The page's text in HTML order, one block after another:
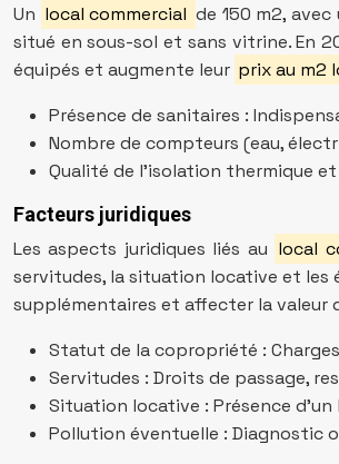
Un local commercial de 150 m2,
situé en sous-sol et sans vitrine. En
équipés et augmente leur prix au m2
Présence de sanitaires :
Nombre de compteurs (eau,
Qualité de l’isolation thermique
Facteurs juridiques
Les aspects juridiques liés au local
servitudes, la situation locative et les
supplémentaires et affecter la valeur
Statut de la copropriété :
Servitudes : Droits de passage,
Situation locative : Présence
Pollution éventuelle : Diagnostic